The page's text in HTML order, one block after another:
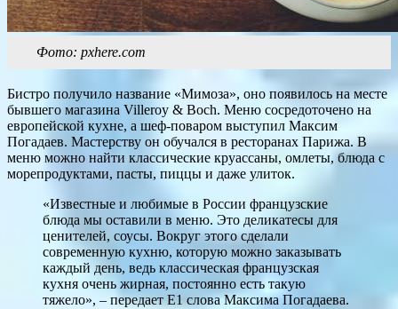
Фото: pxhere.com
Бистро получило название «Мимоза», оно появилось на месте
бывшего магазина Villeroy & Boch. Меню сосредоточено на
европейской кухне, а шеф-поваром выступил Максим
Погадаев. Мастерству он обучался в ресторанах Парижа. В
меню можно найти классические круассаны, омлеты, блюда с
морепродуктами, пасты, пиццы и даже улиток.
«Известные и любимые в России французские
блюда мы оставили в меню. Это деликатесы для
ценителей, соусы. Вокруг этого сделали
современную кухню, которую можно заказывать
каждый день, ведь классическая французская
кухня очень жирная, постоянно есть такую
тяжело», – передает Е1 слова Максима Погадаева.